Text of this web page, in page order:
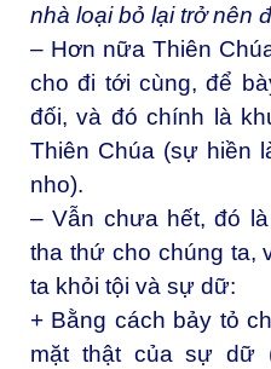
nhà loại bỏ lại trở nên
– Hơn nữa Thiên
cho đi tới cùng, để
đối, và đó chính là
Thiên Chúa (sự hiền
nho).
– Vẫn chưa hết, đó
tha thứ cho chúng ta,
ta khỏi tội và sự dữ:
+ Bằng cách bảy tỏ
mặt thật của sự dữ